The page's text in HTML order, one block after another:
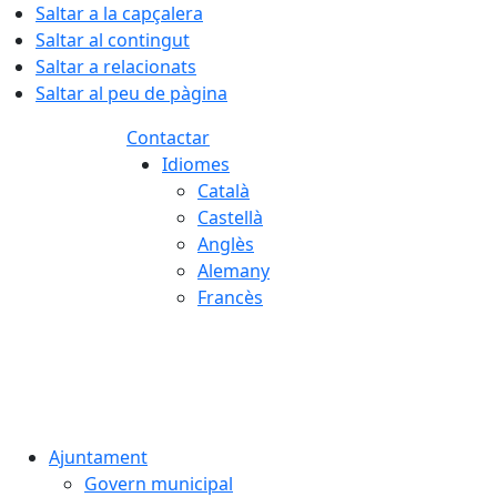
Saltar a la capçalera
Saltar al contingut
Saltar a relacionats
Saltar al peu de pàgina
Contactar
Idiomes
Català
Castellà
Anglès
Alemany
Francès
Ajuntament
Govern municipal